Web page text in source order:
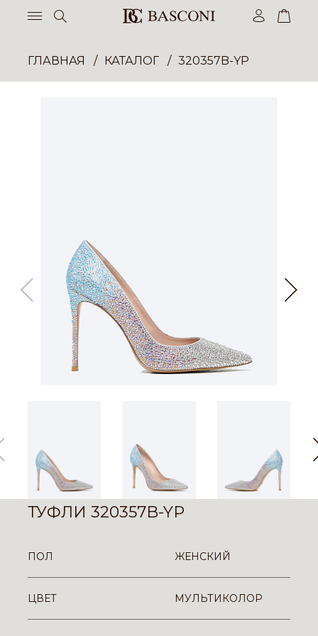
ГЛАВНАЯ КАТАЛОГ 320357B-YP
ТУФЛИ 320357B-YP
ПОЛ ЖЕНСКИЙ
ЦВЕТ МУЛЬТИКОЛОР